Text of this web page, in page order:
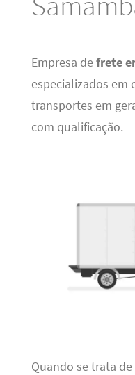
Empresa defrete
especializados em
transportes em
com qualificação.
Quando se trata de